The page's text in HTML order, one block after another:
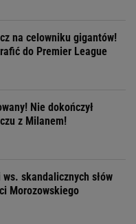
na celowniku gigantów!
do Premier League
Nie dokończył
z Milanem!
skandalicznych słów
Morozowskiego